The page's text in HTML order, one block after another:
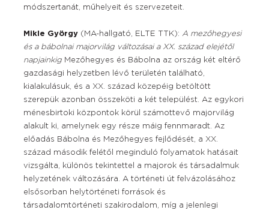
módszertanát, műhelyeit és szervezeteit.
Mikle György (MA-hallgató, ELTE TTK): A mezőhegyesi
és a bábolnai majorvilág változásai a XX. század elejétől
napjainkig Mezőhegyes és Bábolna az ország két eltérő
gazdasági helyzetben lévő területén található,
kialakulásuk, és a XX. század közepéig betöltött
szerepük azonban összeköti a két települést. Az egykori
ménesbirtoki központok körül számottevő majorvilág
alakult ki, amelynek egy része máig fennmaradt. Az
előadás Bábolna és Mezőhegyes fejlődését, a XX.
század második felétől meginduló folyamatok hatásait
vizsgálta, különös tekintettel a majorok és társadalmuk
helyzetének változására. A történeti út felvázolásához
elsősorban helytörténeti források és
társadalomtörténeti szakirodalom, míg a jelenlegi